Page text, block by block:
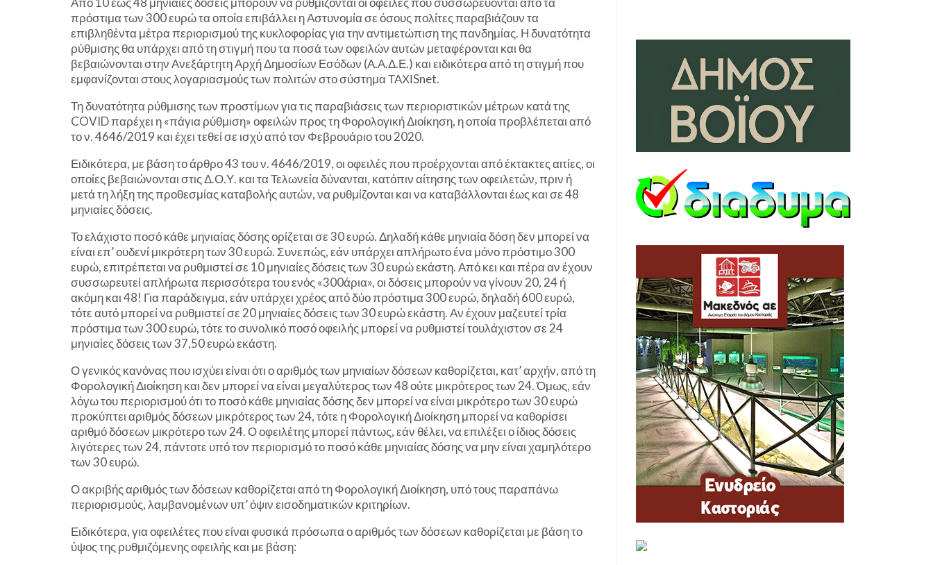
πρόστιμα των 300 ευρώ τα οποία επιβάλλει η Αστυνομία σε όσους πολίτες παραβιάζουν τα
επιβληθέντα μέτρα περιορισμού της κυκλοφορίας για την αντιμετώπιση της πανδημίας. Η δυνατότητα
ρύθμισης θα υπάρχει από τη στιγμή που τα ποσά των οφειλών αυτών μεταφέρονται και θα
βεβαιώνονται στην Ανεξάρτητη Αρχή Δημοσίων Εσόδων (Α.Α.Δ.Ε.) και ειδικότερα από τη στιγμή που
εμφανίζονται στους λογαριασμούς των πολιτών στο σύστημα ΤΑΧΙSnet.
Τη δυνατότητα ρύθμισης των προστίμων για τις παραβιάσεις των περιοριστικών μέτρων κατά της
COVID παρέχει η «πάγια ρύθμιση» οφειλών προς τη Φορολογική Διοίκηση, η οποία προβλέπεται από
το ν. 4646/2019 και έχει τεθεί σε ισχύ από τον Φεβρουάριο του 2020.
Ειδικότερα, με βάση το άρθρο 43 του ν. 4646/2019, οι οφειλές που προέρχονται από έκτακτες αιτίες, οι
οποίες βεβαιώνονται στις Δ.Ο.Υ. και τα Τελωνεία δύνανται, κατόπιν αίτησης των οφειλετών, πριν ή
μετά τη λήξη της προθεσμίας καταβολής αυτών, να ρυθμίζονται και να καταβάλλονται έως και σε 48
μηνιαίες δόσεις.
Το ελάχιστο ποσό κάθε μηνιαίας δόσης ορίζεται σε 30 ευρώ. Δηλαδή κάθε μηνιαία δόση δεν μπορεί να
είναι επ’ ουδενί μικρότερη των 30 ευρώ. Συνεπώς, εάν υπάρχει απλήρωτο ένα μόνο πρόστιμο 300
ευρώ, επιτρέπεται να ρυθμιστεί σε 10 μηνιαίες δόσεις των 30 ευρώ εκάστη. Από κει και πέρα αν έχουν
συσσωρευτεί απλήρωτα περισσότερα του ενός «300άρια», οι δόσεις μπορούν να γίνουν 20, 24 ή
ακόμη και 48! Για παράδειγμα, εάν υπάρχει χρέος από δύο πρόστιμα 300 ευρώ, δηλαδή 600 ευρώ,
τότε αυτό μπορεί να ρυθμιστεί σε 20 μηνιαίες δόσεις των 30 ευρώ εκάστη. Αν έχουν μαζευτεί τρία
πρόστιμα των 300 ευρώ, τότε το συνολικό ποσό οφειλής μπορεί να ρυθμιστεί τουλάχιστον σε 24
μηνιαίες δόσεις των 37,50 ευρώ εκάστη.
Ο γενικός κανόνας που ισχύει είναι ότι ο αριθμός των μηνιαίων δόσεων καθορίζεται, κατ’ αρχήν, από τη
Φορολογική Διοίκηση και δεν μπορεί να είναι μεγαλύτερος των 48 ούτε μικρότερος των 24. Όμως, εάν
λόγω του περιορισμού ότι το ποσό κάθε μηνιαίας δόσης δεν μπορεί να είναι μικρότερο των 30 ευρώ
προκύπτει αριθμός δόσεων μικρότερος των 24, τότε η Φορολογική Διοίκηση μπορεί να καθορίσει
αριθμό δόσεων μικρότερο των 24. Ο οφειλέτης μπορεί πάντως, εάν θέλει, να επιλέξει ο ίδιος δόσεις
λιγότερες των 24, πάντοτε υπό τον περιορισμό το ποσό κάθε μηνιαίας δόσης να μην είναι χαμηλότερο
των 30 ευρώ.
Ο ακριβής αριθμός των δόσεων καθορίζεται από τη Φορολογική Διοίκηση, υπό τους παραπάνω
περιορισμούς, λαμβανομένων υπ’ όψιν εισοδηματικών κριτηρίων.
Ειδικότερα, για οφειλέτες που είναι φυσικά πρόσωπα ο αριθμός των δόσεων καθορίζεται με βάση το
ύψος της ρυθμιζόμενης οφειλής και με βάση: